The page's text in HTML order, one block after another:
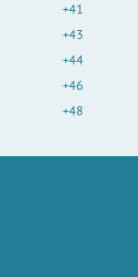
+41
+43
+44
+46
+48